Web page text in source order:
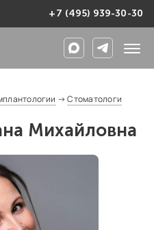
+7 (495) 939-30-30
→Стоматологи
Михайловна